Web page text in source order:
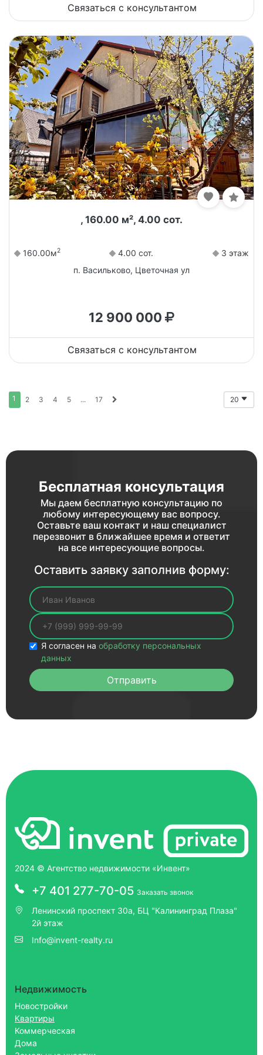
Связаться с консультантом
, 160.00 м², 4.00 сот.
160.00м2 4.00 сот.
3 этаж
п. Васильково, Цветочная ул
12 900 000
Связаться с консультантом
1 2 3 4 5 ... 17 20
Бесплатная консультация
Мы даем бесплатную консультацию по
любому интересующему вас вопросу.
Оставьте ваш контакт и наш специалист
перезвонит в ближайшее время и ответит
на все интересующие вопросы.
Оставить заявку заполнив форму:
Я согласен на обработку персональных
данных
Отправить
2024 © Агентство недвижимости «Инвент»
+7 401 277-70-05 Заказать звонок
Ленинский проспект 30а, БЦ "Калининград Плаза"
2й этаж
Info@invent-realty.ru
Недвижимость
Новостройки
Квартиры
Коммерческая
Дома